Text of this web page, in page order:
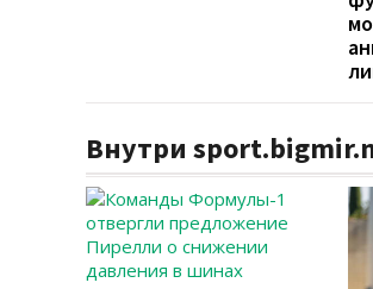
Внутри